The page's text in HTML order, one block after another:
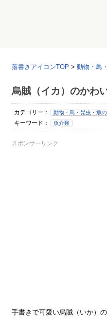
落書きアイコンTOP > 動物・鳥
烏賊（イカ）のかわ
カテゴリー： 動物・鳥・昆虫・魚
キーワード： 魚介類
スポンサーリンク
手書きで可愛い烏賊（いか）